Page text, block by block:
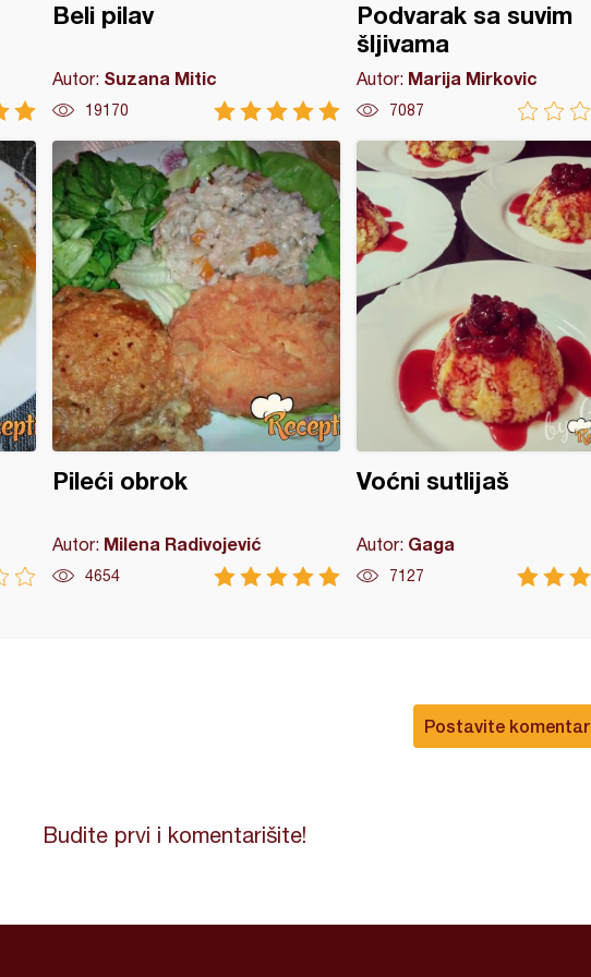
Beli pilav
Autor: Suzana Mitic
19170
Podvarak sa suvim
šljivama
Autor: Marija Mirkovic
7087
Pileći obrok
Autor: Milena Radivojević
4654
Voćni sutlijaš
Autor: Gaga
7127
Postavite komentar
Budite prvi i komentarišite!